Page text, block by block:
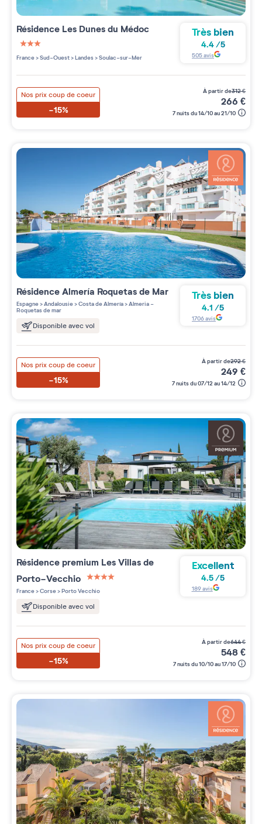
Résidence Les Dunes du Médoc
3 étoiles sur 5
France>Sud-Ouest>Landes>Soulac-sur-Mer
Très bien
4.4/5
505avis
Nos prix coup de coeur
-15%
à partir de312€
266 €
7 nuits du 14/10 au 21/10
RésidenceAlmería Roquetas de Mar
Espagne>Andalousie>Costa de Almería>Almeria -
Roquetas de mar
Disponible avec vol
Très bien
4.1 /5
1706avis
Nos prix coup de coeur
-15%
à partir de292€
249 €
7 nuits du 07/12 au 14/12
Résidence premium Les Villas de
Porto-Vecchio
4 étoiles sur 5
France>Corse>Porto Vecchio
Disponible avec vol
Excellent
4.5/5
189avis
Nos prix coup de coeur
-15%
à partir de644€
548€
7 nuits du 10/10 au 17/10